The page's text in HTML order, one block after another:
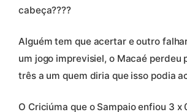
cabeça????
Alguém tem que acertar e outro
um jogo imprevisiel, o Macaé perdeu
três a um quem diria que isso podia
O Criciúma que o Sampaio enfiou 3 x